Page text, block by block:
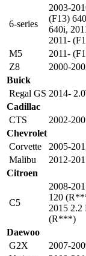
6-series
2003-
(F13)
640i,
2011-
M5
2011-
Z8
2000-
Buick
Regal GS 2014-
Cadillac
CTS
2002-
Chevrolet
Corvette
2005-
Malibu
2012-
Citroen
C5
2008-
120
2015
(R***)
Daewoo
G2X
2007-